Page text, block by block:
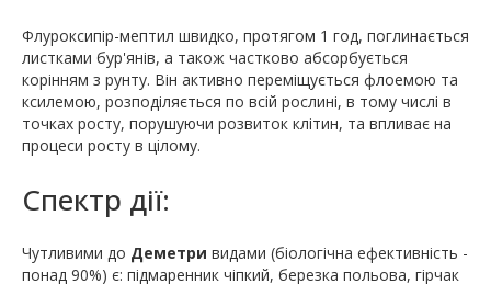
Флуроксипір-мептил швидко, протягом 1 год, поглинається
листками бур'янів, а також частково абсорбується
корінням з рунту. Він активно переміщується флоемою та
ксилемою, розподіляється по всій рослині, в тому числі в
точках росту, порушуючи розвиток клітин, та впливає на
процеси росту в цілому.
Спектр дії:
Чутливими до Деметри видами (біологічна ефективність -
понад 90%) є: підмаренник чіпкий, березка польова, гірчак